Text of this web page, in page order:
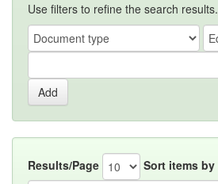
Use filters to refine the search results.
Results/Page Sort items by